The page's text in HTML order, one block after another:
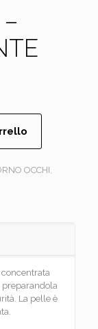
OCCHI,
La pelle è